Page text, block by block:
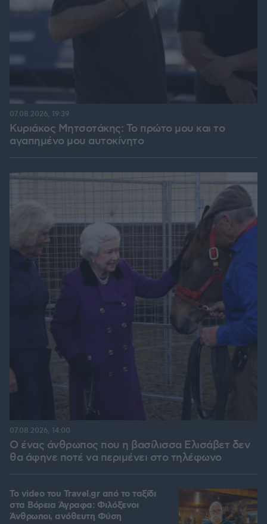
Κυριάκος Μητσοτάκης: Το πρώτο μου και το
αγαπημένο μου αυτοκίνητο
07.08.2026, 19:39
Ο ένας άνθρωπος που η βασίλισσα Ελισάβετ δεν
θα άφηνε ποτέ να περιμένει στο τηλέφωνο
07.08.2026, 14:00
To video του Travel.gr από το ταξίδι
στα Βόρεια Άγραφα: Φιλόξενοι
Άνθρωποι, ανόθευτη Φύση